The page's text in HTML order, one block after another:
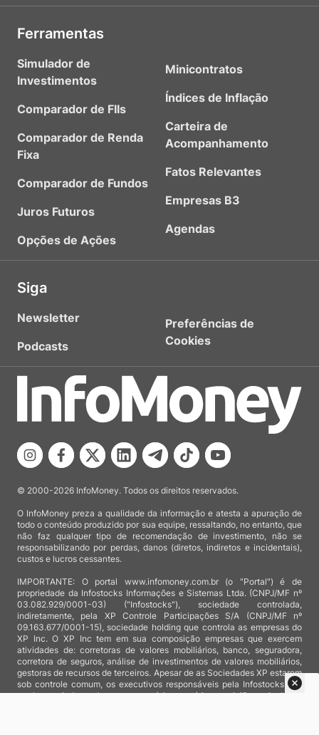
Ferramentas
Simulador de
Investimentos
Comparador de FIIs
Comparador de Renda
Fixa
Comparador de Fundos
Juros Futuros
Opções de Ações
Minicontratos
Índices de Inflação
Carteira de
Acompanhamento
Fatos Relevantes
Empresas B3
Agendas
Siga
Newsletter
Podcasts
Preferências de
Cookies
© 2000-2026 InfoMoney. Todos os direitos reservados.
O InfoMoney preza a qualidade da informação e atesta a apuração de
todo o conteúdo produzido por sua equipe, ressaltando, no entanto, que
não faz qualquer tipo de recomendação de investimento, não se
responsabilizando por perdas, danos (diretos, indiretos e incidentais),
custos e lucros cessantes.
IMPORTANTE: O portal www.infomoney.com.br (o "Portal") é de
propriedade da Infostocks Informações e Sistemas Ltda. (CNPJ/MF nº
03.082.929/0001-03) ("Infostocks"), sociedade controlada,
indiretamente, pela XP Controle Participações S/A (CNPJ/MF nº
09.163.677/0001-15), sociedade holding que controla as empresas do
XP Inc. O XP Inc tem em sua composição empresas que exercem
atividades de: corretoras de valores mobiliários, banco, seguradora,
corretora de seguros, análise de investimentos de valores mobiliários,
gestoras de recursos de terceiros. Apesar de as Sociedades XP estarem
sob controle comum, os executivos responsáveis pela Infostocks são
totalmente independentes e as notícias, matérias e opiniões veiculadas